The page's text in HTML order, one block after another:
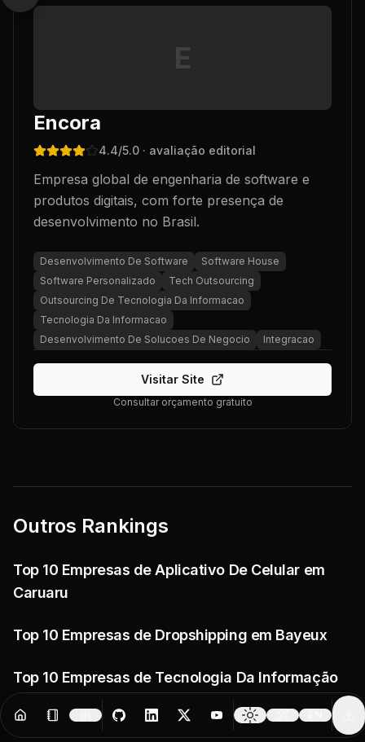
E
Encora
4.4/5.0 · avaliação editorial
Empresa global de engenharia de software e
produtos digitais, com forte presença de
desenvolvimento no Brasil.
Desenvolvimento De Software
Software House
Software Personalizado
Tech Outsourcing
Outsourcing De Tecnologia Da Informacao
Tecnologia Da Informacao
Desenvolvimento De Solucoes De Negocio
Integracao
Visitar Site
Consultar orçamento gratuito
Outros Rankings
Top 10 Empresas de Aplicativo De Celular em
Caruaru
Top 10 Empresas de Dropshipping em Bayeux
Top 10 Empresas de Tecnologia Da Informação
em Rio Verde
Resources Creator Tools
Change